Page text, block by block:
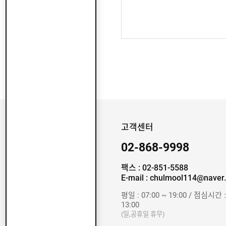
고객센터
02-868-9998
팩스 : 02-851-5588
E-mail :
평일 : 07:00 ~ 19:00 / 점심시간
13:00
(일,공휴일 휴무)